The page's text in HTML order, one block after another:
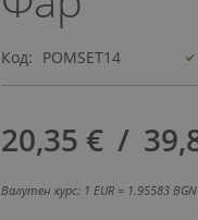
Код POMSET14
20,35 € ‎/‎
Валутен курс: 1 EUR = 1.95583 BGN